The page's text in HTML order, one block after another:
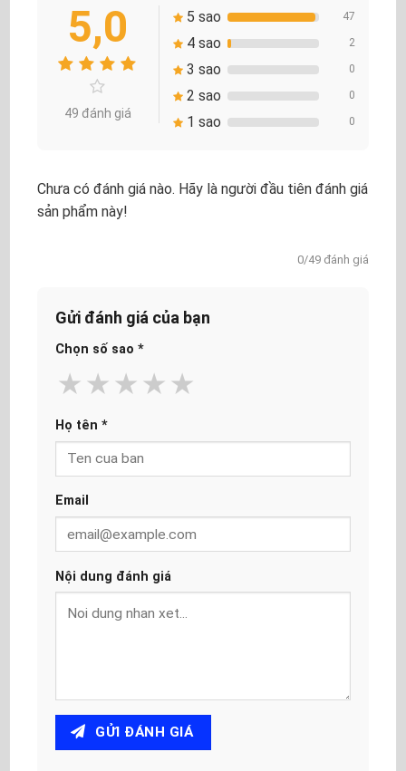
5,0
49 đánh giá
5 sao 47
4 sao 2
3 sao 0
2 sao 0
1 sao 0
Chưa có đánh giá nào. Hãy là người đầu tiên đánh giá
sản phẩm này!
0/49 đánh giá
Gửi đánh giá của bạn
Chọn số sao *
★
★
★
★
★
Họ tên *
Email
Nội dung đánh giá
GỬI ĐÁNH GIÁ